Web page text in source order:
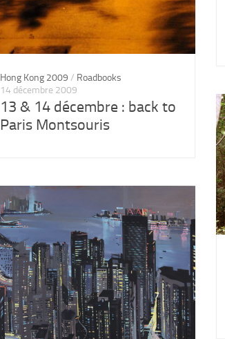
Hong Kong 2009 / Roadbooks
14 décembre 2009
13 & 14 décembre : back to
Paris Montsouris